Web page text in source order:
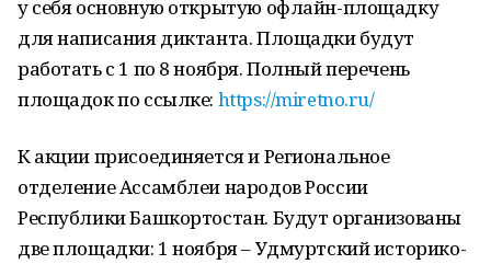
у себя основную открытую офлайн-площадку
для написания диктанта. Площадки будут
работать с 1 по 8 ноября. Полный перечень
площадок по ссылке: https://miretno.ru/
К акции присоединяется и Региональное
отделение Ассамблеи народов России
Республики Башкортостан. Будут организованы
две площадки: 1 ноября – Удмуртский историко-